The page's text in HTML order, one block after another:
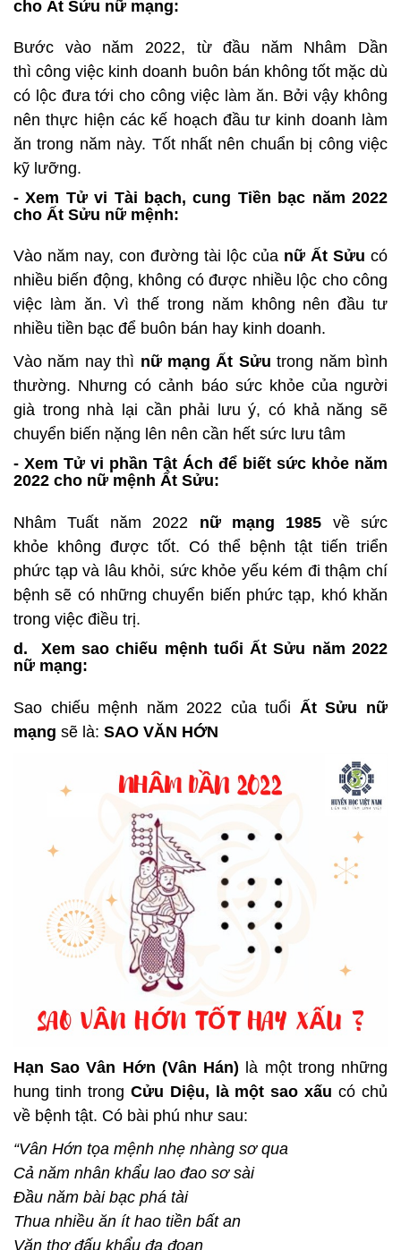
cho Ất Sửu nữ mạng:
Bước vào năm 2022, từ đầu năm Nhâm Dần
thì công việc kinh doanh buôn bán không tốt mặc dù
có lộc đưa tới cho công việc làm ăn. Bởi vậy không
nên thực hiện các kế hoạch đầu tư kinh doanh làm
ăn trong năm này. Tốt nhất nên chuẩn bị công việc
kỹ lưỡng.
- Xem Tử vi Tài bạch, cung Tiền bạc năm 2022
cho Ất Sửu nữ mệnh:
Vào năm nay, con đường tài lộc của nữ Ất Sửu có
nhiều biến động, không có được nhiều lộc cho công
việc làm ăn. Vì thế trong năm không nên đầu tư
nhiều tiền bạc để buôn bán hay kinh doanh.
Vào năm nay thì nữ mạng Ất Sửutrong năm bình
thường. Nhưng có cảnh báo sức khỏe của người
già trong nhà lại cần phải lưu ý, có khả năng sẽ
chuyển biến nặng lên nên cần hết sức lưu tâm
- Xem Tử vi phần Tật Ách để biết sức khỏe năm
2022 cho nữ mệnh Ất Sửu:
Nhâm Tuất năm 2022 nữ mạng 1985 về sức
khỏe không được tốt. Có thể bệnh tật tiến triển
phức tạp và lâu khỏi, sức khỏe yếu kém đi thậm chí
bệnh sẽ có những chuyển biến phức tạp, khó khăn
trong việc điều trị.
d.
Xem sao chiếu mệnh tuổi Ất Sửu năm 2022
nữ mạng:
Sao chiếu mệnh năm 2022 của tuổi Ất Sửu nữ
mạng sẽ là: SAO VĂN HỚN
Hạn Sao Vân Hớn (Vân Hán) là một trong những
hung tinh trong Cửu Diệu, là một sao xấu có chủ
về bệnh tật. Có bài phú như sau:
“Vân Hớn tọa mệnh nhẹ nhàng sơ qua
Cả năm nhân khẩu lao đao sơ sài
Đầu năm bài bạc phá tài
Thua nhiều ăn ít hao tiền bất an
Văn thơ đấu khẩu đa đoan